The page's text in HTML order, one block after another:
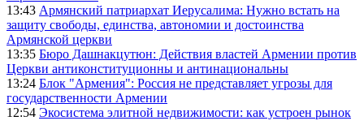
13:43 Армянский патриархат Иерусалима: Нужно встать на
защиту свободы, единства, автономии и достоинства
Армянской церкви
13:35 Бюро Дашнакцутюн: Действия властей Армении против
Церкви антиконституционны и антинациональны
13:24 Блок "Армения": Россия не представляет угрозы для
государственности Армении
12:54 Экосистема элитной недвижимости: как устроен рынок